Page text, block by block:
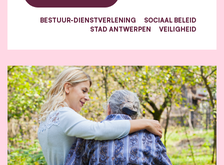
BESTUUR-DIENSTVERLENING
SOCIAAL BELEID
STAD ANTWERPEN
VEILIGHEID